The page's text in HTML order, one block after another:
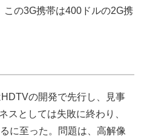
の3G携帯は400ドルの2G携
の開発で先行し、見事
スとしては失敗に終わり、
に至った。問題は、高解像